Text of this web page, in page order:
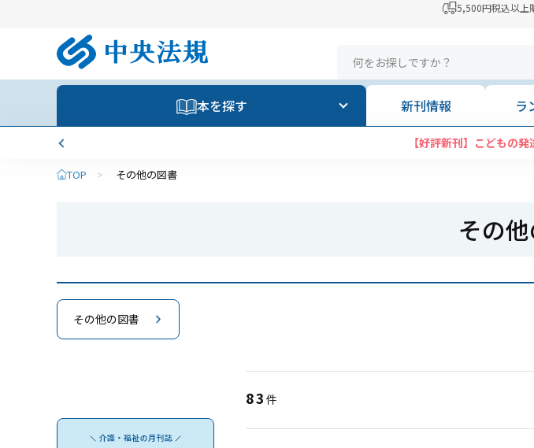
5,500円税込以上
本を探す 新刊情報 ラ
【好評新刊】こどもの
TOP > その他の図書
その
その他の図書
83 件